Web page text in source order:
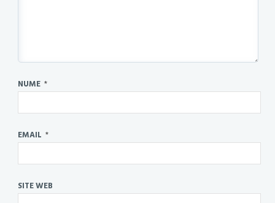
NUME *
EMAIL *
SITE WEB